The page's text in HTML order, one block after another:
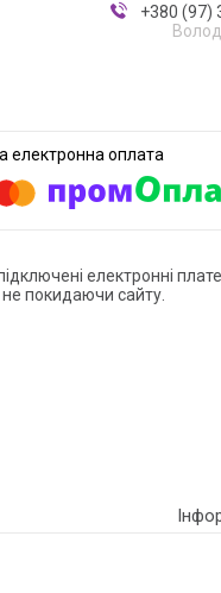
+380 (97)
електронні
покидаючи сайту.